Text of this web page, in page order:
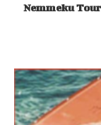
Nemmeku